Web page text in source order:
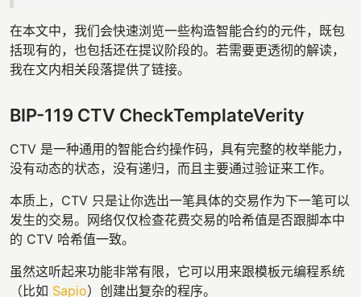
在本文中，我们会快速浏览一些构造智能合约的元件，既包
括现有的，也包括还在提议阶段的。若需要更透彻的解读，
我在文内相关段落提供了链接。
BIP-119 CTV CheckTemplateVerity
CTV 是一种通用的智能合约操作码，具有完整的枚举能力，
没有动态的状态，没有递归，而且主要通过验证来工作。
本质上，CTV 只是让你选出一笔具体的交易作为下一笔可以
发生的交易。网络仅仅检查花费交易的哈希值是否跟脚本中
的 CTV 哈希值一致。
虽然这听起来功能非常有限，它可以用来跟模板元编程系统
（比如 Sapio）创建出复杂的程序。